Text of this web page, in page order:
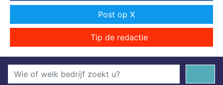
Post op X
Tip de redactie